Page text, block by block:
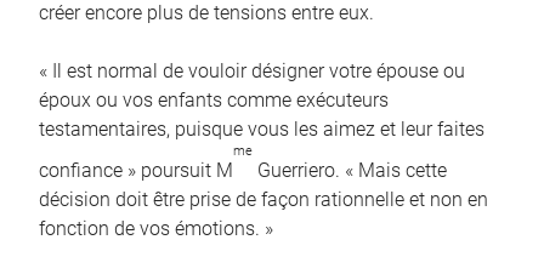
créer encore plus de tensions entre eux.
« Il est normal de vouloir désigner votre épouse ou
époux ou vos enfants comme exécuteurs
testamentaires, puisque vous les aimez et leur faites
confiance » poursuit M
me
Guerriero. « Mais cette
décision doit être prise de façon rationnelle et non en
fonction de vos émotions. »